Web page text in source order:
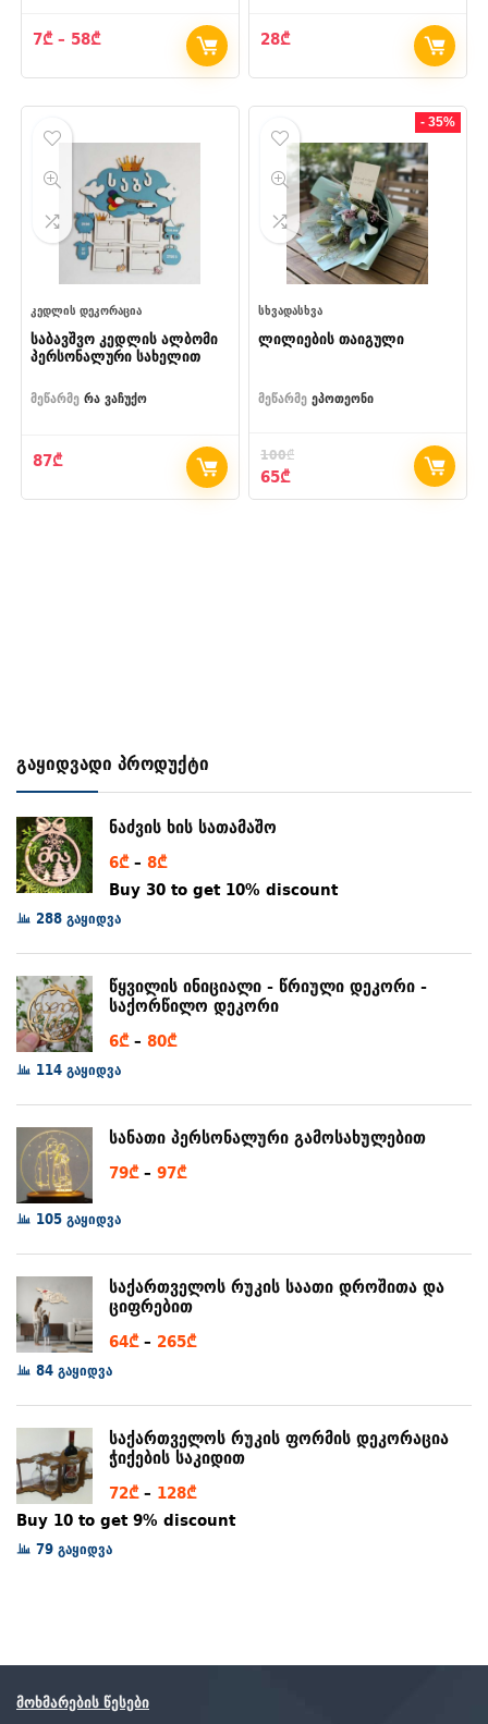
7₾ – 58₾Price
7₾
through
28₾
ᲙᲔᲓᲚᲘᲡ ᲓᲔᲙᲝᲠᲐᲪᲘᲐ
საბავშვო კედლის ალბომი
პერსონალური სახელით
მეწარმე რა ვაჩუქო
87₾
- 35%
ᲡᲮᲕᲐᲓᲐᲡᲮᲕᲐ
ლილიების თაიგული
მეწარმე ეპოთეონი
100₾
Original
price
65₾Current
price
გაყიდვადი პროდუქტი
ნაძვის ხის სათამაშო
6₾ – 8₾Price
range:
Buy 30 to get 10% discount
288 გაყიდვა
წყვილის ინიციალი - წრიული დეკორი -
საქორწილო დეკორი
6₾ – 80₾Price
80₾
114 გაყიდვა
სანათი პერსონალური გამოსახულებით
79₾ – 97₾Price
through
97₾
105 გაყიდვა
საქართველოს რუკის საათი დროშითა და
ციფრებით
64₾ – 265₾Price
265₾
84 გაყიდვა
საქართველოს რუკის ფორმის დეკორაცია
ჭიქების საკიდით
72₾ – 128₾Price
range:
Buy 10 to get 9% discount
79 გაყიდვა
მოხმარების წესები